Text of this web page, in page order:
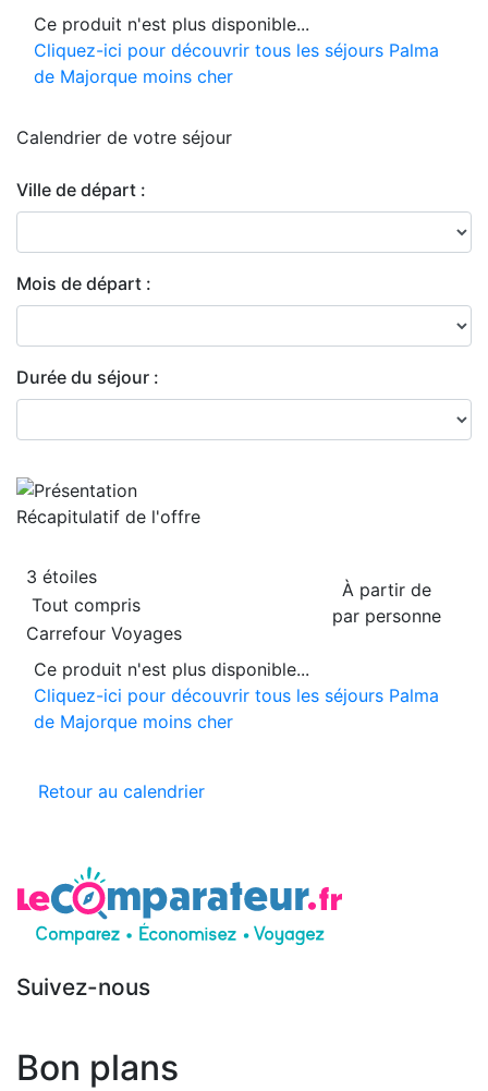
Ce produit n'est plus disponible...
Cliquez-ici pour découvrir tous les séjours Palma
de Majorque moins cher
Calendrier de votre séjour
Ville de départ :
Mois de départ :
Durée du séjour :
Récapitulatif de l'offre
À partir de
par personne
3 étoiles
Tout compris
Carrefour Voyages
Ce produit n'est plus disponible...
Cliquez-ici pour découvrir tous les séjours Palma
de Majorque moins cher
Retour au calendrier
Suivez-nous
Bon plans